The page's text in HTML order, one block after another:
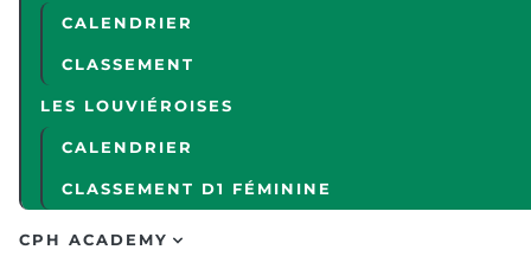
CALENDRIER
CLASSEMENT
LES LOUVIÉROISES
CALENDRIER
CLASSEMENT D1 FÉMININE
CPH ACADEMY